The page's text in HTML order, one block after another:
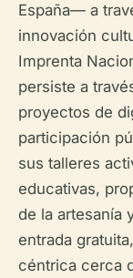
España— a
innovación
Imprenta
persiste a
proyectos de
participación
sus talleres
educativas,
de la artesanía
entrada
céntrica cerca